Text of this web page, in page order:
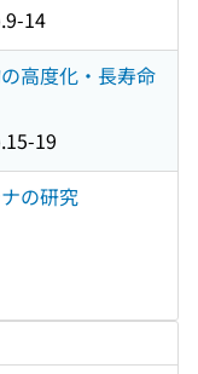
14
高度化・長寿命
19
の研究